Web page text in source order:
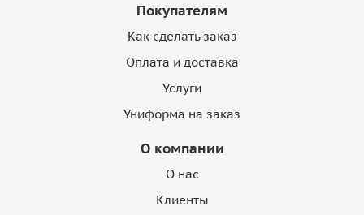
Покупателям
Как сделать заказ
Оплата и доставка
Услуги
Униформа на заказ
О компании
О нас
Клиенты